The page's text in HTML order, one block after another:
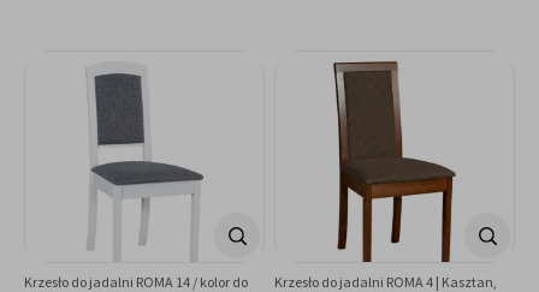
Krzesło do jadalni ROMA 14 / kolor do
Krzesło do jadalni ROMA 4 | Kasztan,